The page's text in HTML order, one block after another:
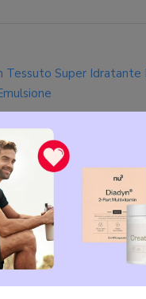
Tessuto Super
Garnier SkinActive